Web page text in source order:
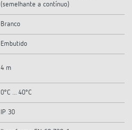
(semelhante a contínuo)
Branco
Embutido
4 m
0°C ... 40°C
IP 30